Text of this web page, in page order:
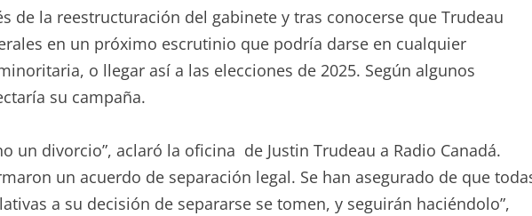
de la reestructuración del gabinete y tras conocerse que Trudeau
en un próximo escrutinio que podría darse en cualquier
o llegar así a las elecciones de 2025. Según algunos
su campaña.
un divorcio”, aclaró la oficina de Justin Trudeau a Radio Canadá.
un acuerdo de separación legal. Se han asegurado de que
a su decisión de separarse se tomen, y seguirán haciéndolo”,